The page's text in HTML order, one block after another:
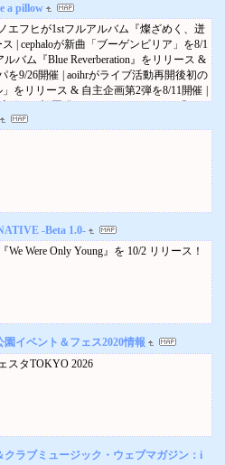
「お宝部門」の3部門体制で企業として
、「お宝部門」は一旦収束したもの
店舗を下北沢の南口商店街に「DO STY
その後拡大しています。
については、2025年時点での7店舗を大
運営権を移譲し、株式会社ドラマの手を
EDITI..
成第二弾として2009年にリリースされ
飛躍を遂げた傑作！”架空の映画のための
アルバム！BIG BEATなるムーブメン
a pillow
エフヒが1stフルアルバム『燦ざめく、迸
| cephaloが新曲「ブーゲンビリア」を8/1
ルバム『Blue Reverberation』をリリース &
を9/26開催 | aoihrがライブ活動再開後初の
をリリース & 自主企画第2弾を8/11開催 |
録──福岡発のpudelhundsが2nd EP『imn
の音楽は誰のものか？ Blume popoがリミ
subject』を8/5リリース | dansa med digが
| 感傷、憧憬、焦燥──blue web.が新曲
音ミク)」をリリース | エイプリルブルー
ジンノイズ」をリリース |
フヒが1stフルアルバム『燦ざめく、迸
ス
-Beta 1.0-
Were Only Young』を 10/2 リリース！
園イベント＆フェス2020情報
スタTOKYO 2026
クラブミュージック・ウェブマガジン：i